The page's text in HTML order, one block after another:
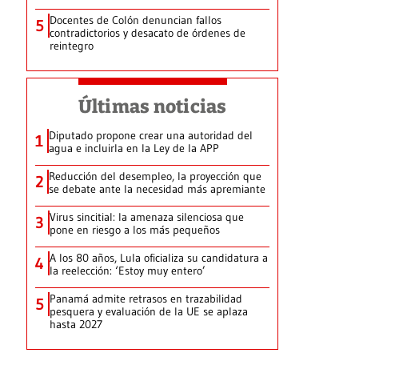
5 Docentes de Colón denuncian fallos
contradictorios y desacato de órdenes de
reintegro
Últimas noticias
1 Diputado propone crear una autoridad del
agua e incluirla en la Ley de la APP
2 Reducción del desempleo, la proyección que
se debate ante la necesidad más apremiante
3 Virus sincitial: la amenaza silenciosa que
pone en riesgo a los más pequeños
4 A los 80 años, Lula oficializa su candidatura a
la reelección: ‘Estoy muy entero’
5 Panamá admite retrasos en trazabilidad
pesquera y evaluación de la UE se aplaza
hasta 2027